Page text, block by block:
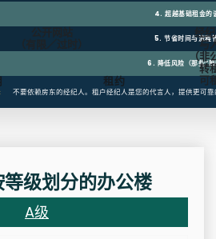
4. 超越基础租金的
公开网站
（有限／过时）
经
与
（非
转
可
5. 节省时间与流程
6. 降低风险（那些“
租约
不要依赖房东的经纪人。租户经纪人是您的代言人，提供更可
级划分的办公楼
A级